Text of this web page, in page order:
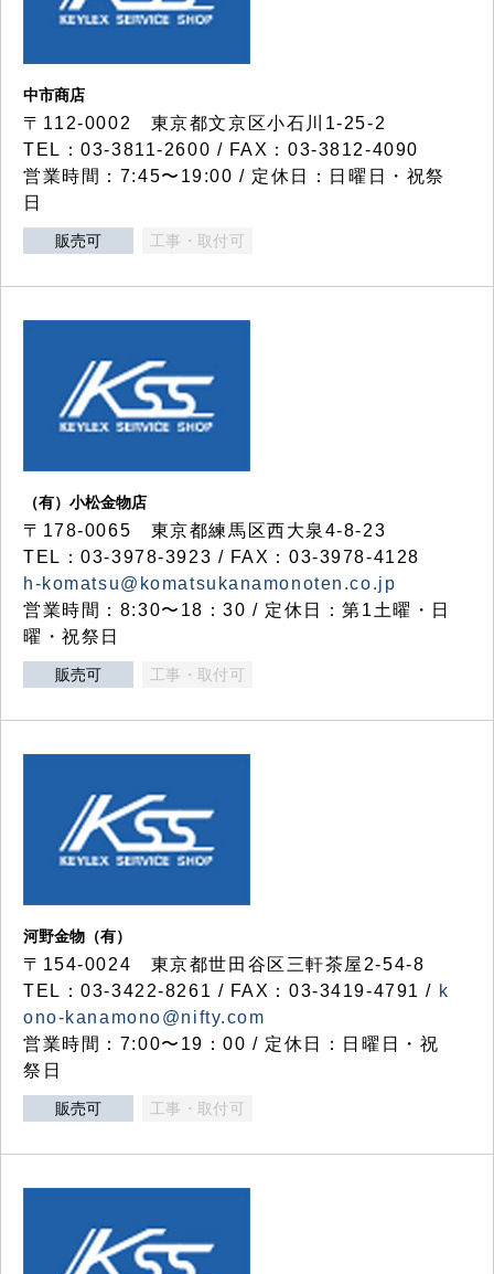
中市商店
〒112-0002 東京都文京区小石川1-25-2
TEL：03-3811-2600 / FAX：03-3812-4090
営業時間：7:45〜19:00 / 定休日：日曜日・祝祭
日
販売可 工事・取付可
（有）小松金物店
〒178-0065 東京都練馬区西大泉4-8-23
TEL：03-3978-3923 / FAX：03-3978-4128
h-komatsu@komatsukanamonoten.co.jp
営業時間：8:30〜18：30 / 定休日：第1土曜・日
曜・祝祭日
販売可 工事・取付可
河野金物（有）
〒154-0024 東京都世田谷区三軒茶屋2-54-8
TEL：03-3422-8261 / FAX：03-3419-4791 / k
ono-kanamono@nifty.com
営業時間：7:00〜19：00 / 定休日：日曜日・祝
祭日
販売可 工事・取付可